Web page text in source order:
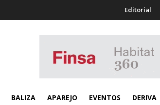
Editorial
BALIZA APAREJO EVENTOS DERIVA